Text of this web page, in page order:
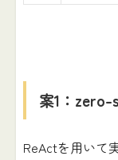
案1：
ReActを用いて